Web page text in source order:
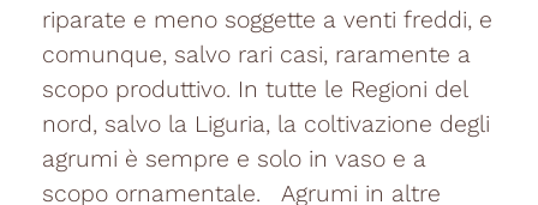
riparate e meno soggette a venti freddi, e
comunque, salvo rari casi, raramente a
scopo produttivo. In tutte le Regioni del
nord, salvo la Liguria, la coltivazione degli
agrumi è sempre e solo in vaso e a
scopo ornamentale. Agrumi in altre